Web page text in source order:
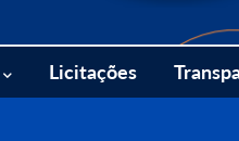
Licitações